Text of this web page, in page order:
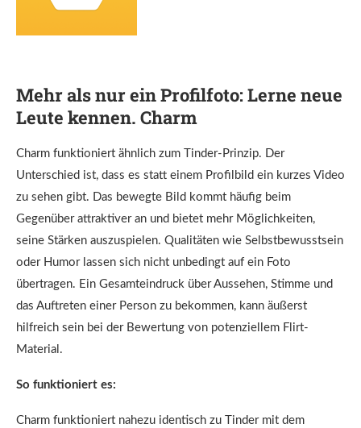
Mehr als nur ein Profilfoto: Lerne neue
Leute kennen. Charm
Charm funktioniert ähnlich zum Tinder-Prinzip. Der
Unterschied ist, dass es statt einem Profilbild ein kurzes Video
zu sehen gibt. Das bewegte Bild kommt häufig beim
Gegenüber attraktiver an und bietet mehr Möglichkeiten,
seine Stärken auszuspielen. Qualitäten wie Selbstbewusstsein
oder Humor lassen sich nicht unbedingt auf ein Foto
übertragen. Ein Gesamteindruck über Aussehen, Stimme und
das Auftreten einer Person zu bekommen, kann äußerst
hilfreich sein bei der Bewertung von potenziellem Flirt-
Material.
So funktioniert es:
Charm funktioniert nahezu identisch zu Tinder mit dem